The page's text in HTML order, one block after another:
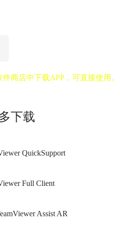
商店中下载APP，可直接使用。
下载
QuickSupport
Full Client
Assist AR